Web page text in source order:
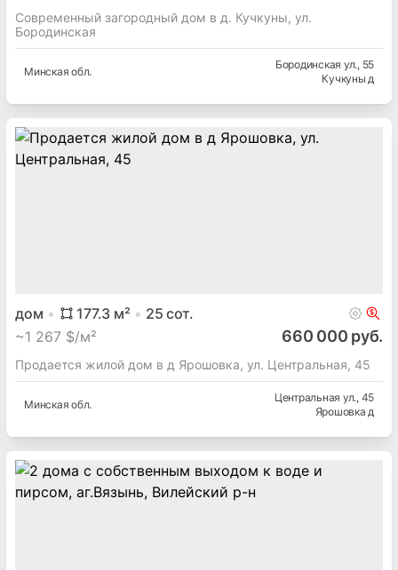
Современный загородный дом в д. Кучкуны, ул.
Бородинская
Минская обл.
Бородинская ул., 55
Кучкуны д
дом 177.3 м² 25 сот.
~1 267 $/м² 660 000 руб.
Продается жилой дом в д Ярошовка, ул. Центральная, 45
Минская обл.
Центральная ул., 45
Ярошовка д